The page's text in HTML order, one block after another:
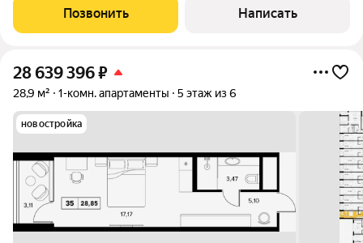
детских садика, школа искусств, борцовский клуб, дом
культуры, конная школ. В
Позвонить Написать
28 639 396₽
28,9 м² 1-комн. апартаменты 5 этаж из 6
новостройка